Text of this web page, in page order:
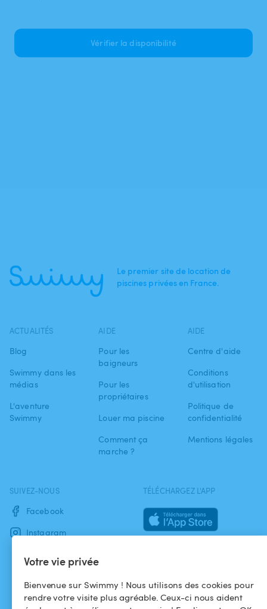
Votre vie privée
Bienvenue sur Swimmy ! Nous utilisons des cookies pour
rendre votre visite plus agréable. Ceux-ci nous aident
Vérifier la disponibilité
Le premier site de location de
piscines privées en France.
ACTUALITÉS
Blog
Swimmy dans les
médias
L'aventure
Swimmy
AIDE
Pour les
baigneurs
Pour les
propriétaires
Louer ma piscine
Comment ça
marche ?
AIDE
Centre d'aide
Conditions
d'utilisation
Politique de
confidentialité
Mentions légales
SUIVEZ-NOUS
Facebook
Instagram
TÉLÉCHARGEZ L'APP